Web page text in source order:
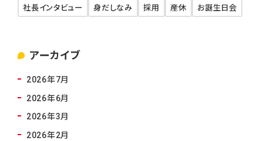
社長インタビュー
身だしなみ 採用 産休 お誕生日会
アーカイブ
2026年7月
2026年6月
2026年3月
2026年2月